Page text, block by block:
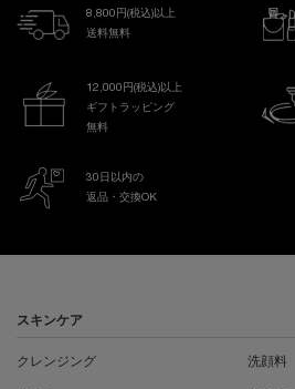
8,800円(税込)以上
送料無料
12,000円(税込)以上
ギフトラッピング
無料
30日以内の
返品・交換OK
スキンケア
クレンジング 洗顔料